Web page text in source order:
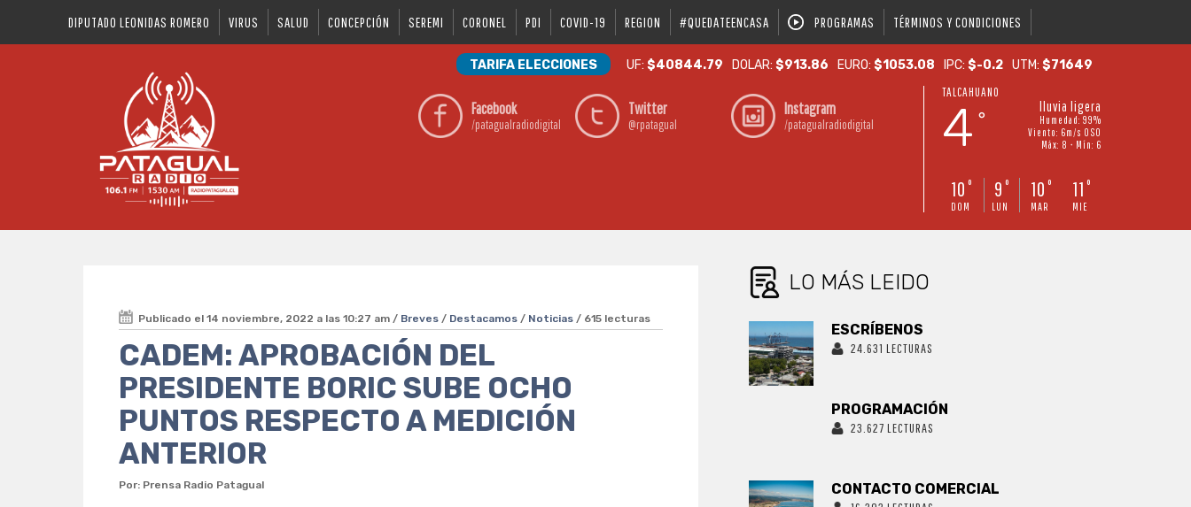
DIPUTADO LEONIDAS ROMERO VIRUS SALUD CONCEPCIÓN SEREMI CORONEL PDI COVID-19 REGION #QUEDATEENCASA PROGRAMAS TÉRMINOS Y CONDICIONES
TARIFA ELECCIONES UF:$40844.79 DOLAR:$913.86 EURO:$1053.08 IPC:$-0.2 UTM:$71649
Facebook
/patagualradiodigital
Twitter
@rpatagual
Instagram
/patagualradiodigital
TALCAHUANO
4 °
lluvia ligera
Humedad: 99%
Viento: 6m/s OSO
Máx: 8 • Mín: 6
10 °
DOM
9 °
LUN
10 °
MAR
11 °
MIE
Publicado el 14 noviembre, 2022 a las 10:27 am / Breves / Destacamos / Noticias / 615 lecturas
CADEM: APROBACIÓN DEL
PRESIDENTE BORIC SUBE OCHO
PUNTOS RESPECTO A MEDICIÓN
ANTERIOR
Por: Prensa Radio Patagual
LO MÁS LEIDO
ESCRÍBENOS
24.631 LECTURAS
PROGRAMACIÓN
23.627 LECTURAS
CONTACTO COMERCIAL